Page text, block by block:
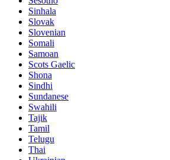
Sinhala
Slovak
Slovenian
Somali
Samoan
Scots Gaelic
Shona
Sindhi
Sundanese
Swahili
Tajik
Tamil
Telugu
Thai